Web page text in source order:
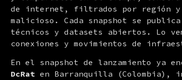
de internet, filtrados por región y
malicioso. Cada snapshot se
técnicos y datasets abiertos. Lo
conexiones y movimientos de
DcRat en Barranquilla (Colombia),